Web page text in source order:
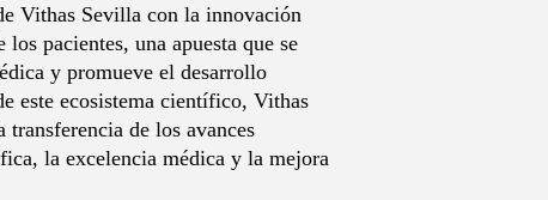
Vithas Sevilla con la innovación
pacientes, una apuesta que se
y promueve el desarrollo
este ecosistema científico, Vithas
de los avances
la excelencia médica y la mejora